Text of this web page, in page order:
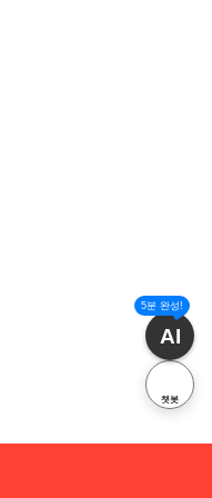
5분 완성!
AI
챗봇